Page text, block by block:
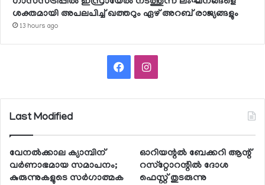
ശക്തമായി അപലപിച്ച് ഖത്തറും ഏഴ് അറബ് രാജ്യങ്ങളും
13 hours ago
FacebookInstagram
Last Modified
വേനല്‍ക്കാല ക്യാമ്പിന്
വര്‍ണാഭമായ സമാപനം;
കുരുന്നുകളുടെ സര്‍ഗാത്മക
ഓറിയന്റല്‍ ബേക്കറി ആന്റ്
റസ്‌റ്റോറന്റില്‍ ദോശ
ഫെസ്റ്റ് തുടരുന്നു